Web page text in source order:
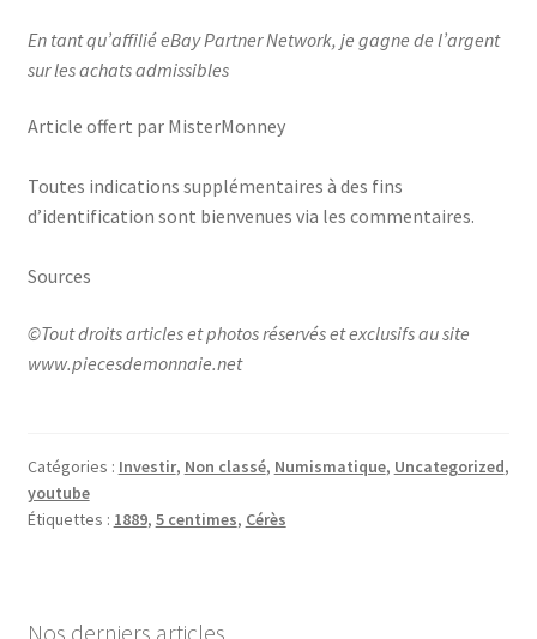
En tant qu’affilié eBay Partner Network, je gagne de l’argent
sur les achats admissibles
Article offert par MisterMonney
Toutes indications supplémentaires à des fins
d’identification sont bienvenues via les commentaires.
Sources
©Tout droits articles et photos réservés et exclusifs au site
www.piecesdemonnaie.net
Catégories : Investir, Non classé, Numismatique, Uncategorized,
youtube
Étiquettes : 1889, 5 centimes, Cérès
Nos derniers articles